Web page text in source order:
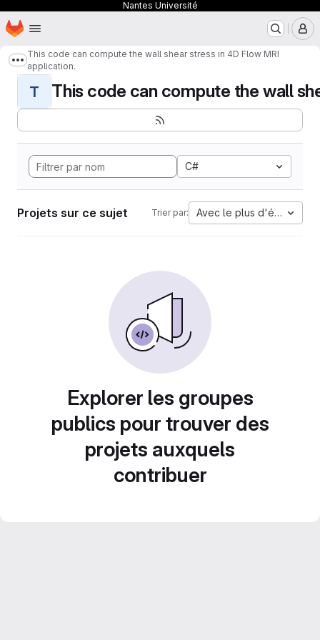
Nantes Université
Passer au contenu principal
Page d'accueil
Afficher davantage de fils d'Ariane
This code can compute the wall shear stress in 4D Flow MRI
application.
T This code can compute the wall
C#
Projets sur ce sujet Trier par: Avec le plus d'étoiles
Explorer les groupes
publics pour trouver des
projets auxquels
contribuer